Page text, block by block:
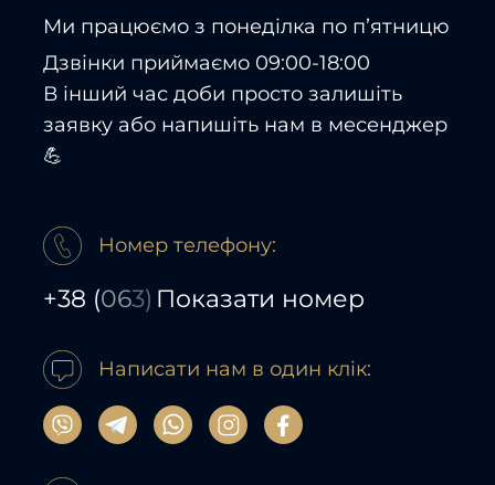
Ми працюємо з понеділка по пʼятницю
Дзвінки приймаємо 09:00-18:00
В інший час доби просто залишіть
заявку або напишіть нам в месенджер
💪
Номер телефону:
+38 (063) Показати номер
Написати нам в один клік: